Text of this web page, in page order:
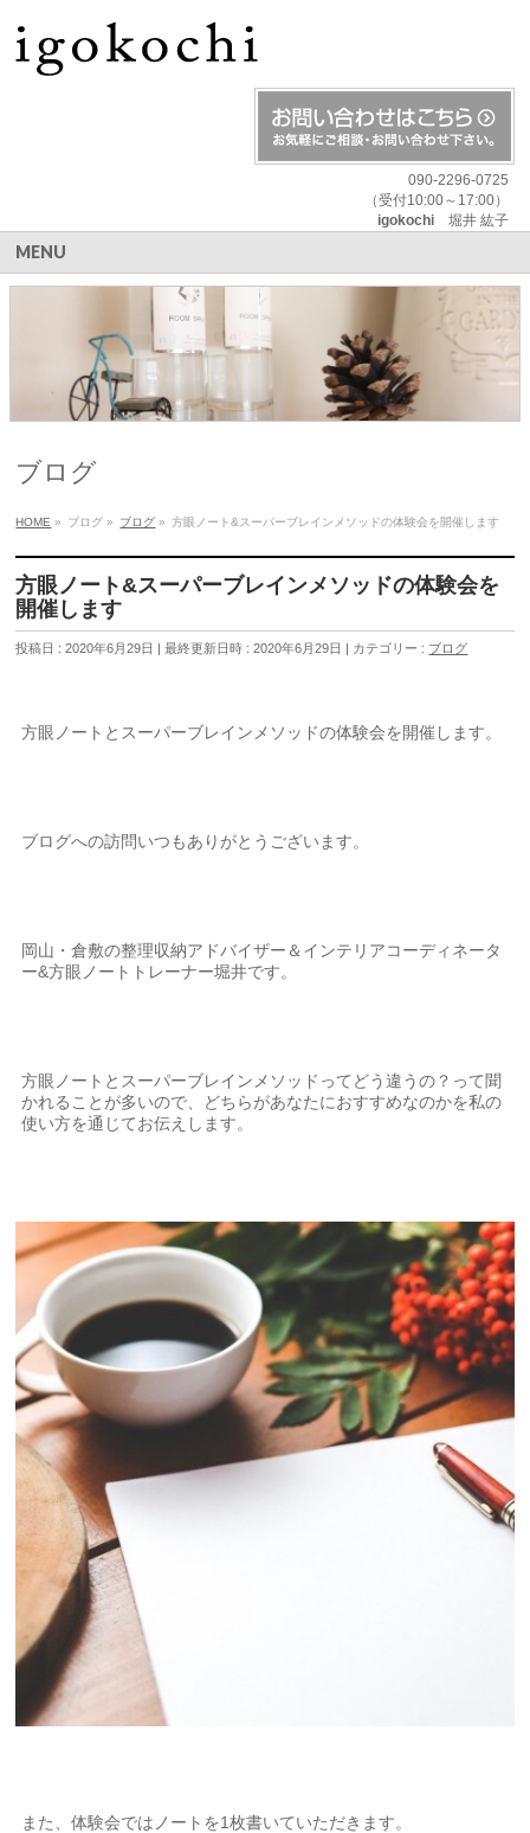
090-2296-0725
（受付10:00～17:00）
igokochi堀井 紘子
MENU
ブログ
HOME » ブログ » ブログ » 方眼ノート&スーパーブレインメソッドの体験会を開催します
方眼ノート&スーパーブレインメソッドの体験会を
開催します
投稿日 : 2020年6月29日 最終更新日時 : 2020年6月29日 カテゴリー : ブログ
方眼ノートとスーパーブレインメソッドの体験会を開催します。
ブログへの訪問いつもありがとうございます。
岡山・倉敷の整理収納アドバイザー＆インテリアコーディネータ
ー&方眼ノートトレーナー堀井です。
方眼ノートとスーパーブレインメソッドってどう違うの？って聞
かれることが多いので、どちらがあなたにおすすめなのかを私の
使い方を通じてお伝えします。
また、体験会ではノートを1枚書いていただきます。